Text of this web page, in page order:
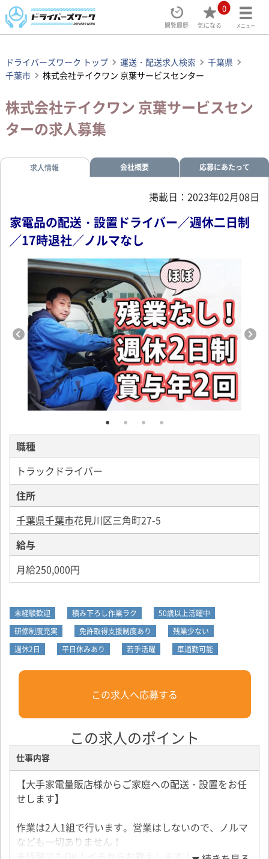
閲覧履歴
0
気になる メニュー
ドライバーズワーク トップ 運送・配送求人検索
千葉県
千葉市
株式会社テイクワン 京葉サービスセンター
株式会社テイクワン 京葉サービスセン
ターの求人募集
求人情報 会社概要 応募にあたって
掲載日：2023年02月08日
家電品の配送・設置ドライバー／週休二日制
／17時退社／ノルマなし
職種
トラックドライバー
住所
千葉県千葉市花見川区三角町27-5
給与
月給250,000円
未経験歓迎 積み下ろし作業ラク
50歳以上活躍中
研修制度充実
免許取得支援制度あり
残業少ない
週休2日
平日休みあり 若手活躍 車通勤可能
この求人へ応募する
この求人のポイント
仕事内容
【大手家電量販店様からご家庭への配送・設置をお任
せします】
作業は2人1組で行います。営業はしないので、ノルマ
なども一切ありません！
未経験でもOK！イチからお教えします！